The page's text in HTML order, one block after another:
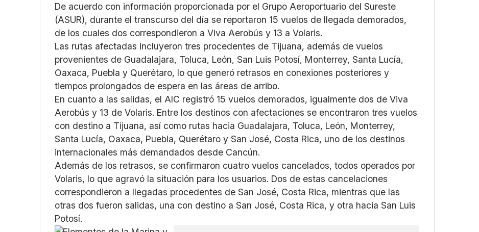
De acuerdo con información proporcionada por el Grupo Aeroportuario del Sureste
(ASUR), durante el transcurso del día se reportaron 15 vuelos de llegada demorados,
de los cuales dos correspondieron a Viva Aerobús y 13 a Volaris.
Las rutas afectadas incluyeron tres procedentes de Tijuana, además de vuelos
provenientes de Guadalajara, Toluca, León, San Luis Potosí, Monterrey, Santa Lucía,
Oaxaca, Puebla y Querétaro, lo que generó retrasos en conexiones posteriores y
tiempos prolongados de espera en las áreas de arribo.
En cuanto a las salidas, el AIC registró 15 vuelos demorados, igualmente dos de Viva
Aerobús y 13 de Volaris. Entre los destinos con afectaciones se encontraron tres vuelos
con destino a Tijuana, así como rutas hacia Guadalajara, Toluca, León, Monterrey,
Santa Lucía, Oaxaca, Puebla, Querétaro y San José, Costa Rica, uno de los destinos
internacionales más demandados desde Cancún.
Además de los retrasos, se confirmaron cuatro vuelos cancelados, todos operados por
Volaris, lo que agravó la situación para los usuarios. Dos de estas cancelaciones
correspondieron a llegadas procedentes de San José, Costa Rica, mientras que las
otras dos fueron salidas, una con destino a San José, Costa Rica, y otra hacia San Luis
Potosí.